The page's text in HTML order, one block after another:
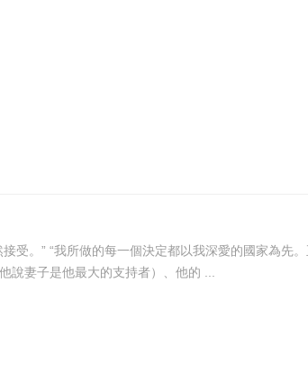
我將辭去工
他說妻子是他最大的支持者）、他的 ...